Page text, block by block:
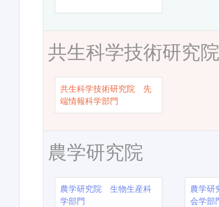
共生科学技術研究
共生科学技術研究院 先
端情報科学部門
農学研究院
農学研究院 生物生産科
学部門
農学
会学部